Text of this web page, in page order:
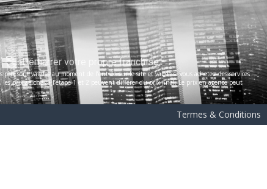
Démarrer votre propre franchise
sont valides au moment de l’entrée sur le site et valide si vous achetez des services
prix affichés à l’étape 1 et 2 peuvent différer du prix final. Le prix en agence peut
Termes & Conditions